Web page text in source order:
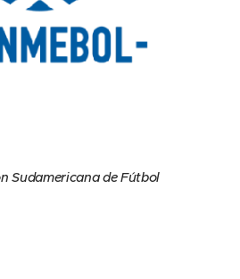
Sudamericana de Fútbol